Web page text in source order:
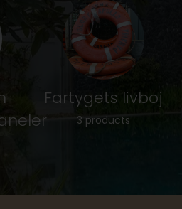
Fartygets livboj
3 products